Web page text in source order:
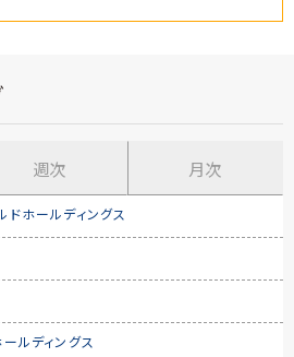
週次 月次
ドホールディングス
ルディングス